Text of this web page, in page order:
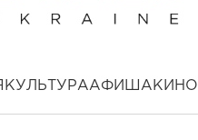
КУЛЬТУРААФИША КИНО